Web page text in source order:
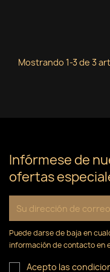
Mostrando 1-3 de 3
Infórmese de
ofertas
Puede darse de baja en
información de contacto en
Acepto las